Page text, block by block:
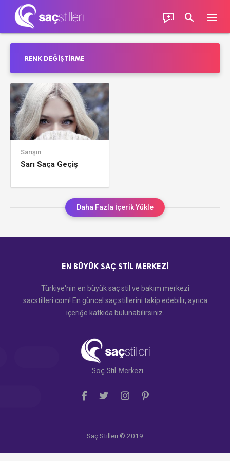
RENK DEĞIŞTIRME
Sarışın
Sarı Saça Geçiş
Daha Fazla İçerik Yükle
EN BÜYÜK SAÇ STIL MERKEZI
Türkiye'nin en büyük saç stil ve bakım merkezi
sacstilleri.com! En güncel saç stillerini takip edebilir, ayrıca
içeriğe katkıda bulunabilirsiniz.
Saç Stil Merkezi
Saç Stilleri © 2019